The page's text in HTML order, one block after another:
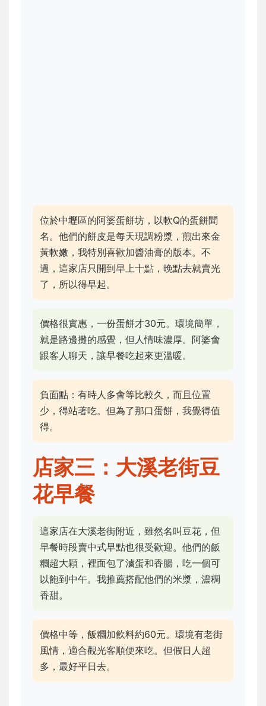
位於中壢區的阿婆蛋餅坊，以軟Q的蛋餅聞
名。他們的餅皮是每天現調粉漿，煎出來金
黃軟嫩，我特別喜歡加醬油膏的版本。不
過，這家店只開到早上十點，晚點去就賣光
了，所以得早起。
價格很實惠，一份蛋餅才30元。環境簡單，
就是路邊攤的感覺，但人情味濃厚。阿婆會
跟客人聊天，讓早餐吃起來更溫暖。
負面點：有時人多會等比較久，而且位置
少，得站著吃。但為了那口蛋餅，我覺得值
得。
店家三：大溪老街豆
花早餐
這家店在大溪老街附近，雖然名叫豆花，但
早餐時段賣中式早點也很受歡迎。他們的飯
糰超大顆，裡面包了滷蛋和香腸，吃一個可
以飽到中午。我推薦搭配他們的米漿，濃稠
香甜。
價格中等，飯糰加飲料約60元。環境有老街
風情，適合觀光客順便來吃。但假日人超
多，最好平日去。